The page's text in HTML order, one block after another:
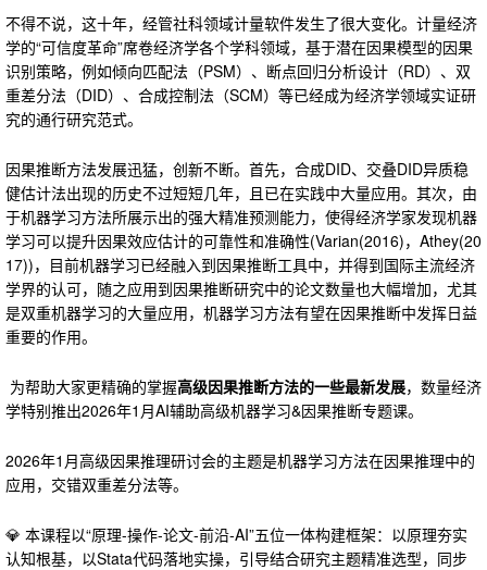
不得不说，这十年，经管社科领域计量软件发生了很大变化。计量经济
学的“可信度革命”席卷经济学各个学科领域，基于潜在因果模型的因果
识别策略，例如倾向匹配法（PSM）、断点回归分析设计（RD）、双
重差分法（DID）、合成控制法（SCM）等已经成为经济学领域实证研
究的通行研究范式。
因果推断方法发展迅猛，创新不断。首先，合成DID、交叠DID异质稳
健估计法出现的历史不过短短几年，且已在实践中大量应用。其次，由
于机器学习方法所展示出的强大精准预测能力，使得经济学家发现机器
学习可以提升因果效应估计的可靠性和准确性(Varian(2016)，Athey(20
17))，目前机器学习已经融入到因果推断工具中，并得到国际主流经济
学界的认可，随之应用到因果推断研究中的论文数量也大幅增加，尤其
是双重机器学习的大量应用，机器学习方法有望在因果推断中发挥日益
重要的作用。
为帮助大家更精确的掌握高级因果推断方法的一些最新发展，数量经济
学特别推出2026年1月AI辅助高级机器学习&因果推断专题课。
2026年1月高级因果推理研讨会的主题是机器学习方法在因果推理中的
应用，交错双重差分法等。
💎 本课程以“原理-操作-论文-前沿-AI”五位一体构建框架：以原理夯实
认知根基，以Stata代码落地实操，引导结合研究主题精准选型，同步